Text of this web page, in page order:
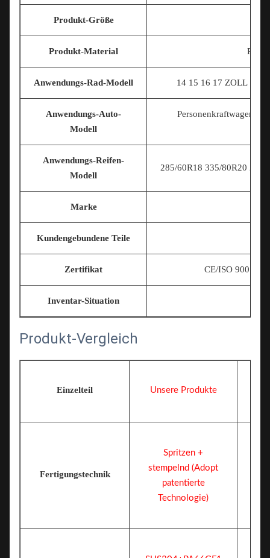
Produkt-Größe
Produkt-Material
Anwendungs-Rad-Modell 14 15 16 17 ZOLL
Anwendungs-Auto-
Modell
Personenkraftwagen/
Anwendungs-Reifen-
Modell
285/60R18 335/80R20
Marke
Kundengebundene Teile
Zertifikat CE/ISO 9001/
Inventar-Situation
Produkt-Vergleich
Einzelteil Unsere Produkte
Fertigungstechnik
Spritzen +
stempelnd (Adopt
patentierte
Technologie)